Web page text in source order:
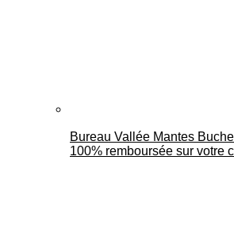
Bureau Vallée Mantes
100% remboursée sur votre